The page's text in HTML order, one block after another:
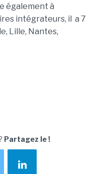
également à
intégrateurs, il a 7
Lille, Nantes,
Partagez le !